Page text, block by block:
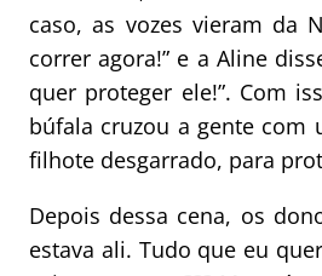
caso, as vozes vieram da
correr agora!” e a Aline
quer proteger ele!”. Com
búfala cruzou a gente com
filhote desgarrado, para
Depois dessa cena, os
estava ali. Tudo que eu